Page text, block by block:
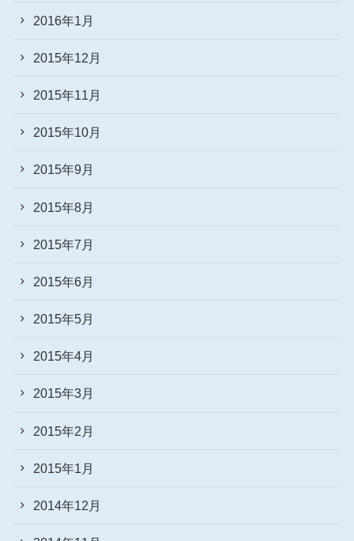
2016年1月
2015年12月
2015年11月
2015年10月
2015年9月
2015年8月
2015年7月
2015年6月
2015年5月
2015年4月
2015年3月
2015年2月
2015年1月
2014年12月